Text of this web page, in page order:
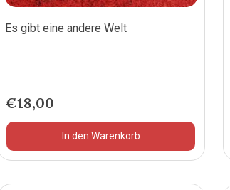
Es gibt eine andere Welt
€18,00
In den Warenkorb